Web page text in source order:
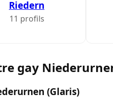
Riedern
11 profils
gay
(Glaris)